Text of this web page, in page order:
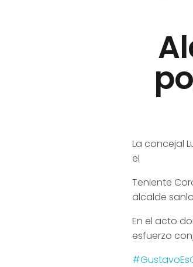
La concejal
el
Teniente
alcalde
En el acto
esfuerzo